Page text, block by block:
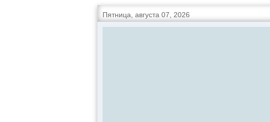
Пятница, августа 07, 2026